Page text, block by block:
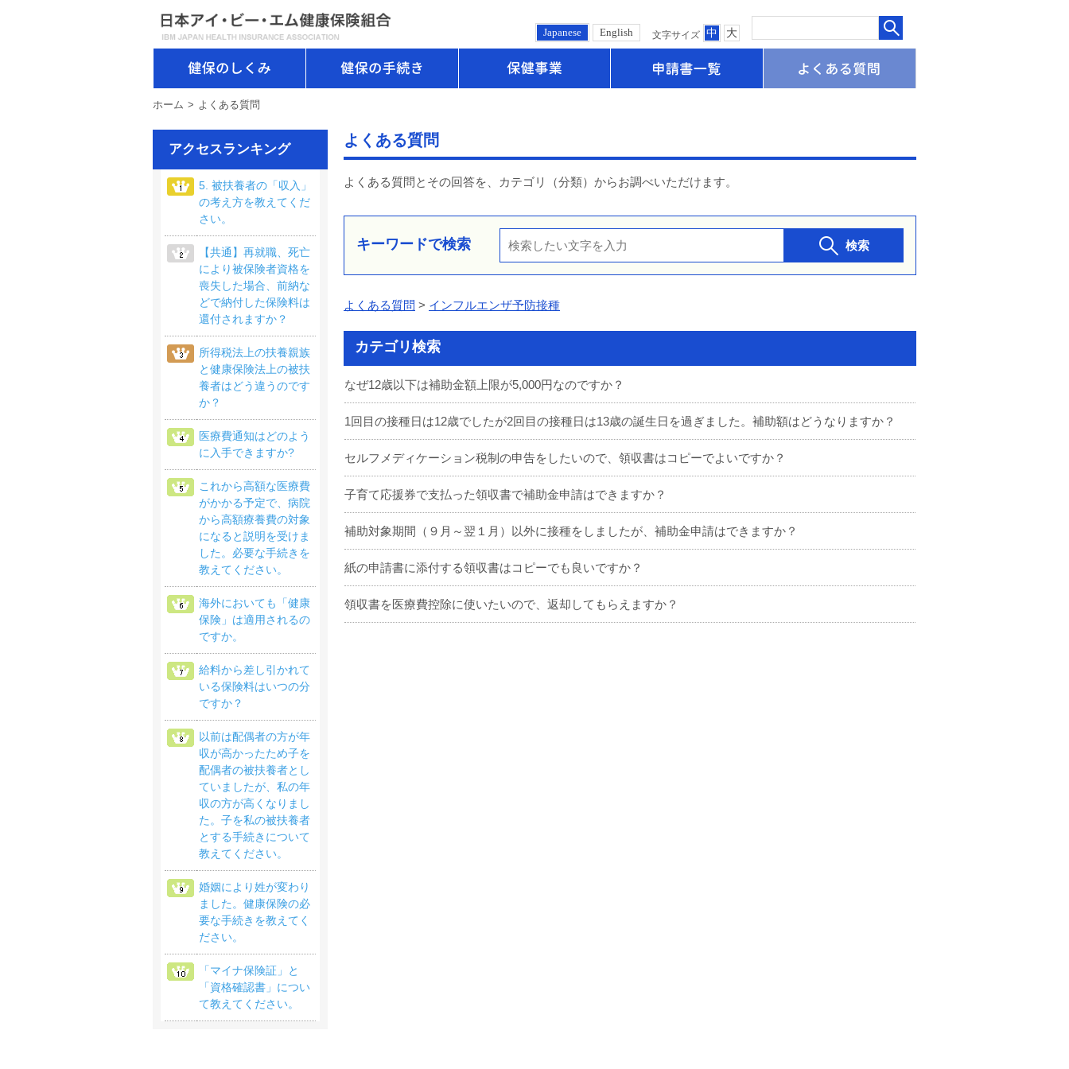
Japanese English 文字サイズ 中 大
健保のしくみ
ホーム よくある質問
よくある質問
よくある質問とその回答を、カテゴリ（分類）からお調べいただけます。
キーワードで検索 検索
よくある質問 > インフルエンザ予防接種
カテゴリ検索
なぜ12歳以下は補助金額上限が5,000円なのですか？
1回目の接種日は12歳でしたが2回目の接種日は13歳の誕生日を過ぎました。補助額はどうなりますか？
セルフメディケーション税制の申告をしたいので、領収書はコピーでよいですか？
子育て応援券で支払った領収書で補助金申請はできますか？
補助対象期間（９月～翌１月）以外に接種をしましたが、補助金申請はできますか？
紙の申請書に添付する領収書はコピーでも良いですか？
領収書を医療費控除に使いたいので、返却してもらえますか？
アクセスランキング
5. 被扶養者の「収入」
の考え方を教えてくだ
さい。
【共通】再就職、死亡
により被保険者資格を
喪失した場合、前納な
どで納付した保険料は
還付されますか？
所得税法上の扶養親族
と健康保険法上の被扶
養者はどう違うのです
か？
医療費通知はどのよう
に入手できますか?
これから高額な医療費
がかかる予定で、病院
から高額療養費の対象
になると説明を受けま
した。必要な手続きを
教えてください。
海外においても「健康
保険」は適用されるの
ですか。
給料から差し引かれて
いる保険料はいつの分
ですか？
以前は配偶者の方が年
収が高かったため子を
配偶者の被扶養者とし
ていましたが、私の年
収の方が高くなりまし
た。子を私の被扶養者
とする手続きについて
教えてください。
婚姻により姓が変わり
ました。健康保険の必
要な手続きを教えてく
ださい。
「マイナ保険証」と
「資格確認書」につい
て教えてください。